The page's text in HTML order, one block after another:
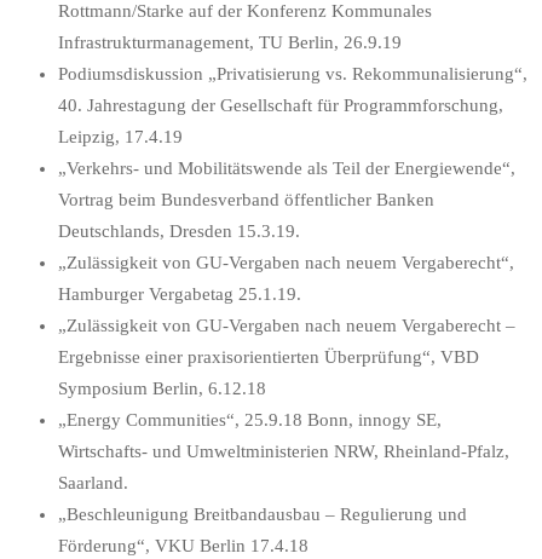
Rottmann/Starke auf der Konferenz Kommunales
Infrastrukturmanagement, TU Berlin, 26.9.19
Podiumsdiskussion „Privatisierung vs. Rekommunalisierung“,
40. Jahrestagung der Gesellschaft für Programmforschung,
Leipzig, 17.4.19
„Verkehrs- und Mobilitätswende als Teil der Energiewende“,
Vortrag beim Bundesverband öffentlicher Banken
Deutschlands, Dresden 15.3.19.
„Zulässigkeit von GU-Vergaben nach neuem Vergaberecht“,
Hamburger Vergabetag 25.1.19.
„Zulässigkeit von GU-Vergaben nach neuem Vergaberecht –
Ergebnisse einer praxisorientierten Überprüfung“, VBD
Symposium Berlin, 6.12.18
„Energy Communities“, 25.9.18 Bonn, innogy SE,
Wirtschafts- und Umweltministerien NRW, Rheinland-Pfalz,
Saarland.
„Beschleunigung Breitbandausbau – Regulierung und
Förderung“, VKU Berlin 17.4.18